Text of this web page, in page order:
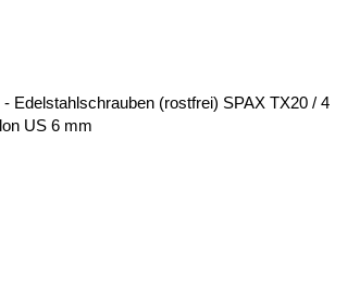
Edelstahlschrauben (rostfrei) SPAX TX20 / 4
US 6 mm